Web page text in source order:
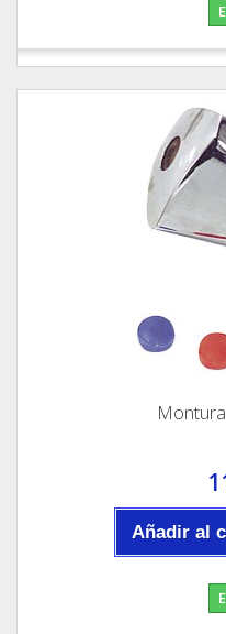
Añadir al